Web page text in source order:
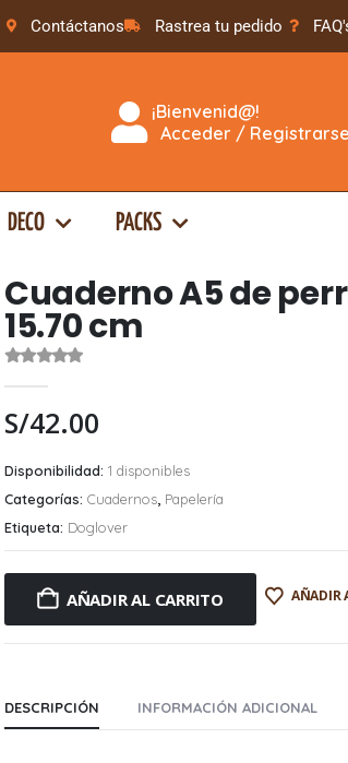
Contáctanos Rastrea tu pedido
¡Bienvenid@!
Acceder / Registrarse
DECO PACKS
Cuaderno A5 de
15.70 cm
S/42.00
Disponibilidad: 1 disponibles
Categorías: Cuadernos Papelería
Etiqueta: Doglover
AÑADIR AL CARRITO AÑADIR
DESCRIPCIÓN INFORMACIÓN ADICIONAL